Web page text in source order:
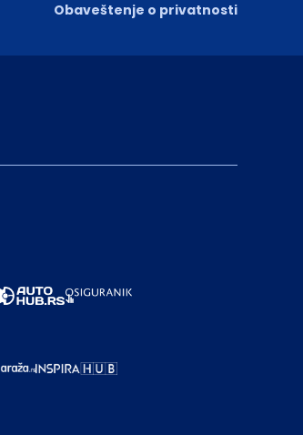
Obaveštenje o privatnosti